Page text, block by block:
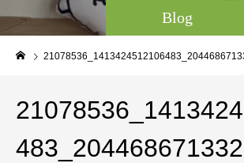
Blog